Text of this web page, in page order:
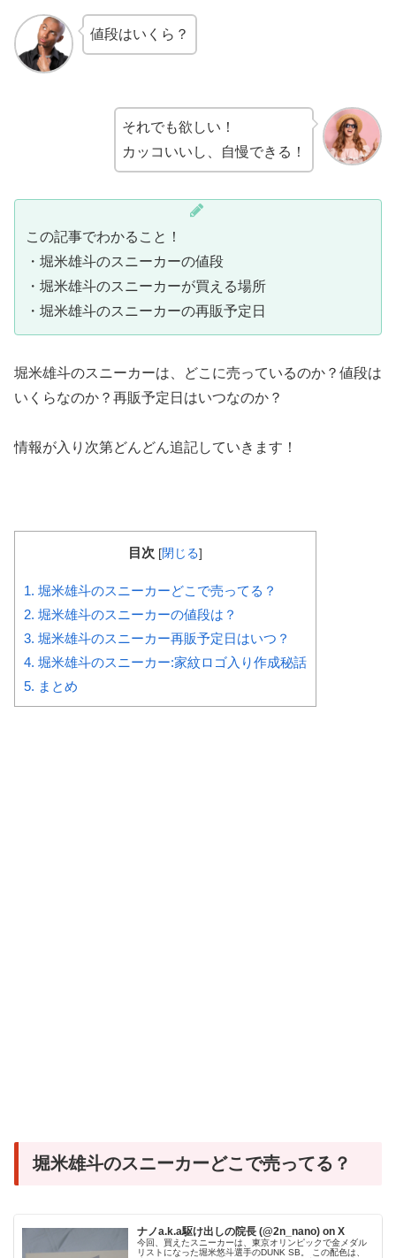
値段はいくら？
それでも欲しい！
カッコいいし、自慢できる！
この記事でわかること！
・堀米雄斗のスニーカーの値段
・堀米雄斗のスニーカーが買える場所
・堀米雄斗のスニーカーの再販予定日
堀米雄斗のスニーカーは、どこに売っているのか？値段は
いくらなのか？再販予定日はいつなのか？
情報が入り次第どんどん追記していきます！
目次 [閉じる]
1. 堀米雄斗のスニーカーどこで売ってる？
2. 堀米雄斗のスニーカーの値段は？
3. 堀米雄斗のスニーカー再販予定日はいつ？
4. 堀米雄斗のスニーカー:家紋ロゴ入り作成秘話
5. まとめ
堀米雄斗のスニーカーどこで売ってる？
ナノa.k.a駆け出しの院長 (@2n_nano) on X
今回、買えたスニーカーは、東京オリンピックで金メダル
リストになった堀米悠斗選手のDUNK SB。 この配色は、